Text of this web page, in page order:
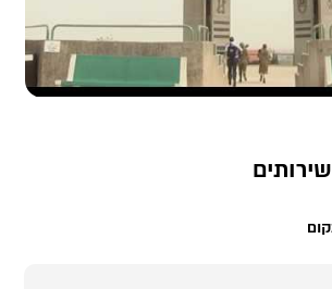
נשמח לספר לכם יותר!!!
https://
www.NaVaT.co.il/htp